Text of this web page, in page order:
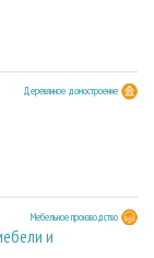
Деревянное домостроение
Мебельное производство
и